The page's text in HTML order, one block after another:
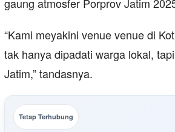
“Kami meyakini venue venue di
tak hanya dipadati warga lokal,
Jatim,” tandasnya.
Tetap Terhubung